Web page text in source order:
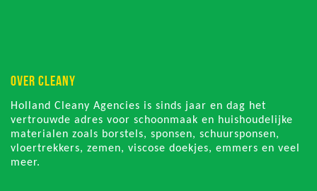
OVER CLEANY
Holland Cleany Agencies is sinds jaar en dag het
vertrouwde adres voor schoonmaak en huishoudelijke
materialen zoals borstels, sponsen, schuursponsen,
vloertrekkers, zemen, viscose doekjes, emmers en veel
meer.